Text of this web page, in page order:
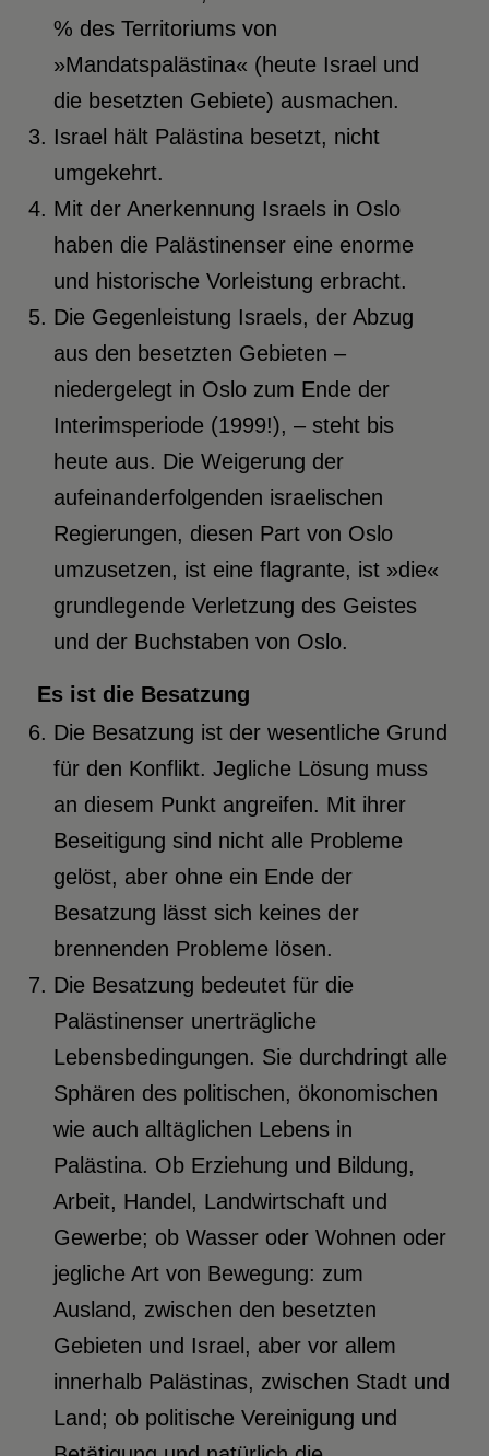
% des Territoriums von
»Mandatspalästina« (heute Israel und
die besetzten Gebiete) ausmachen.
Israel hält Palästina besetzt, nicht
umgekehrt.
Mit der Anerkennung Israels in Oslo
haben die Palästinenser eine enorme
und historische Vorleistung erbracht.
Die Gegenleistung Israels, der Abzug
aus den besetzten Gebieten –
niedergelegt in Oslo zum Ende der
Interimsperiode (1999!), – steht bis
heute aus. Die Weigerung der
aufeinanderfolgenden israelischen
Regierungen, diesen Part von Oslo
umzusetzen, ist eine flagrante, ist »die«
grundlegende Verletzung des Geistes
und der Buchstaben von Oslo.
Es ist die Besatzung
Die Besatzung ist der wesentliche Grund
für den Konflikt. Jegliche Lösung muss
an diesem Punkt angreifen. Mit ihrer
Beseitigung sind nicht alle Probleme
gelöst, aber ohne ein Ende der
Besatzung lässt sich keines der
brennenden Probleme lösen.
Die Besatzung bedeutet für die
Palästinenser unerträgliche
Lebensbedingungen. Sie durchdringt alle
Sphären des politischen, ökonomischen
wie auch alltäglichen Lebens in
Palästina. Ob Erziehung und Bildung,
Arbeit, Handel, Landwirtschaft und
Gewerbe; ob Wasser oder Wohnen oder
jegliche Art von Bewegung: zum
Ausland, zwischen den besetzten
Gebieten und Israel, aber vor allem
innerhalb Palästinas, zwischen Stadt und
Land; ob politische Vereinigung und